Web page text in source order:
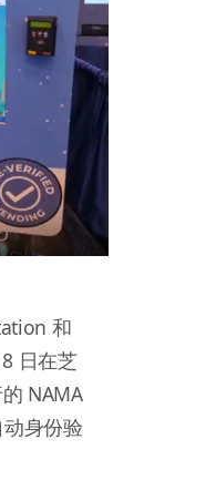
和
日在芝
NAMA
身份验